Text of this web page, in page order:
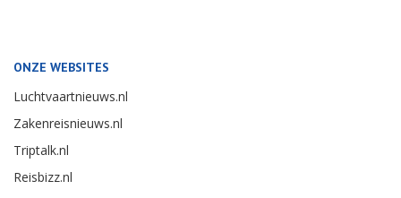
ONZE WEBSITES
Luchtvaartnieuws.nl
Zakenreisnieuws.nl
Triptalk.nl
Reisbizz.nl